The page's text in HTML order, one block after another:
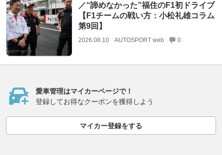
／“諦めなかった”福住のF1初ドライブ
【F1チームの戦い方：小松礼雄コラム
第9回】
2026.08.10 AUTOSPORT web 0
愛車管理はマイカーページで！
登録してお得なクーポンを獲得しよう
マイカー登録をする